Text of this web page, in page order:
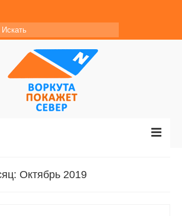
Октябрь 2019